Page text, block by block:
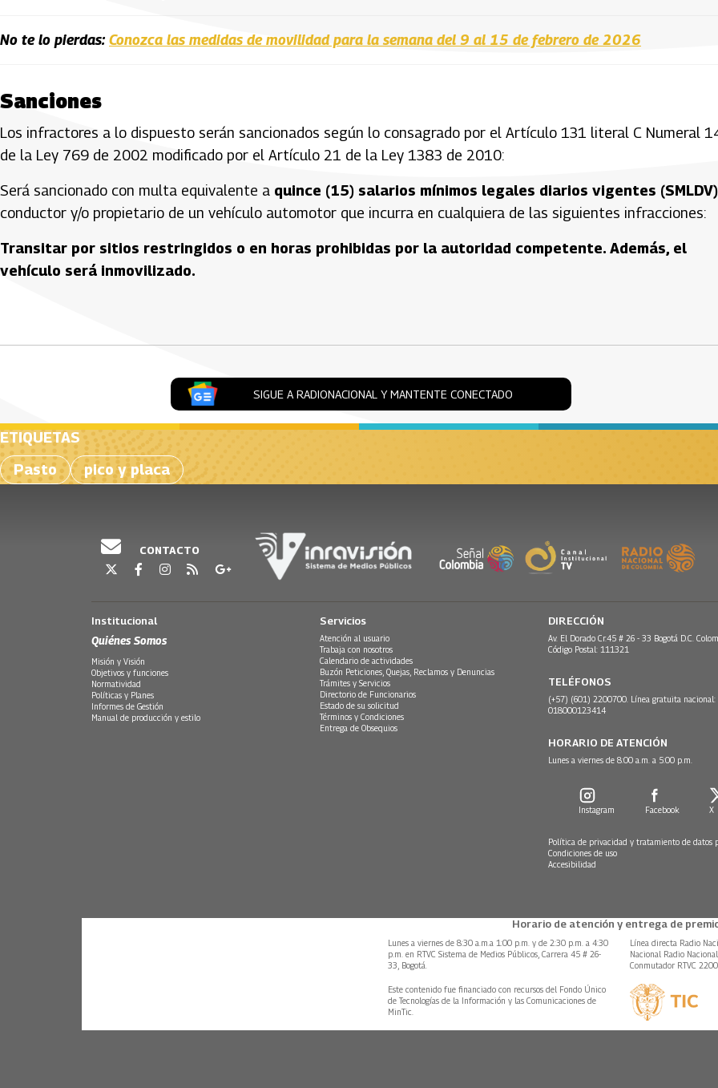
No te lo pierdas: Conozca las medidas de movilidad para la semana del 9 al 15 de febrero de 2026
Sanciones
Los infractores a lo dispuesto serán sancionados según lo consagrado por el Artículo 131 literal C Numeral
de la Ley 769 de 2002 modificado por el Artículo 21 de la Ley 1383 de 2010:
Será sancionado con multa equivalente a quince (15) salarios mínimos legales diarios vigentes (SMLDV)
conductor y/o propietario de un vehículo automotor que incurra en cualquiera de las siguientes infracciones:
Transitar por sitios restringidos o en horas prohibidas por la autoridad competente. Además, el
vehículo será inmovilizado.
SIGUE A RADIONACIONAL Y MANTENTE CONECTADO
ETIQUETAS
Pasto
pico y placa
CONTACTO
Institucional
Quiénes Somos
Misión y Visión
Objetivos y funciones
Normatividad
Políticas y Planes
Informes de Gestión
Manual de producción y estilo
Servicios
Atención al usuario
Trabaja con nosotros
Calendario de actividades
Buzón Peticiones, Quejas, Reclamos y Denuncias
Trámites y Servicios
Directorio de Funcionarios
Estado de su solicitud
Términos y Condiciones
Entrega de Obsequios
DIRECCIÓN
Av. El Dorado Cr.45 # 26 - 33 Bogotá D.C.
Código Postal: 111321
TELÉFONOS
(+57) (601) 2200700. Línea gratuita nacional:
018000123414
HORARIO DE ATENCIÓN
Lunes a viernes de 8:00 a.m. a 5:00 p.m.
Instagram Facebook X
Política de privacidad y tratamiento de datos
Condiciones de uso
Accesibilidad
Horario de atención y entrega de
Lunes a viernes de 8:30 a.m.a 1:00 p.m. y de 2:30 p.m. a 4:30
p.m. en RTVC Sistema de Medios Públicos, Carrera 45 # 26-
33, Bogotá.
Línea directa Radio
Nacional Radio
Conmutador RTVC
Este contenido fue financiado con recursos del Fondo Único
de Tecnologías de la Información y las Comunicaciones de
MinTic.